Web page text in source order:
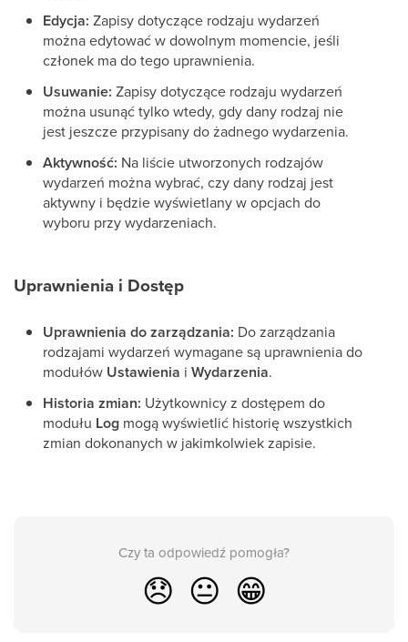
Edycja: Zapisy dotyczące rodzaju wydarzeń
można edytować w dowolnym momencie, jeśli
członek ma do tego uprawnienia.
Usuwanie: Zapisy dotyczące rodzaju wydarzeń
można usunąć tylko wtedy, gdy dany rodzaj nie
jest jeszcze przypisany do żadnego wydarzenia.
Aktywność: Na liście utworzonych rodzajów
wydarzeń można wybrać, czy dany rodzaj jest
aktywny i będzie wyświetlany w opcjach do
wyboru przy wydarzeniach.
Uprawnienia i Dostęp
Uprawnienia do zarządzania: Do zarządzania
rodzajami wydarzeń wymagane są uprawnienia do
modułów Ustawienia i Wydarzenia.
Historia zmian: Użytkownicy z dostępem do
modułu Log mogą wyświetlić historię wszystkich
zmian dokonanych w jakimkolwiek zapisie.
Czy ta odpowiedź pomogła?
😞 😐 😁